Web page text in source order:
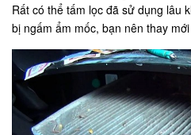
Rất có thể tấm lọc đã sử dụng lâu
bị ngấm ẩm mốc, bạn nên thay